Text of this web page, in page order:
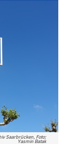
Saarbrücken, Foto:
Yasmin Batak